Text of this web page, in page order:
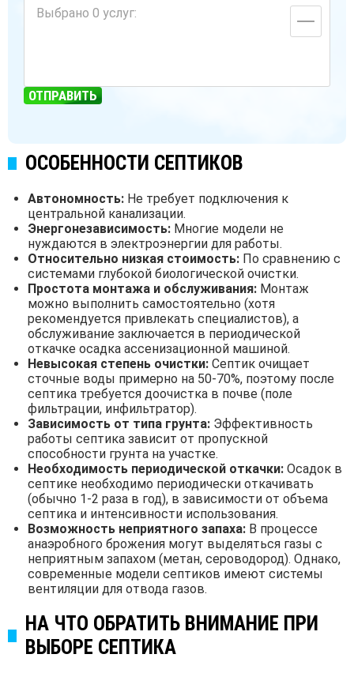
Выбрано 0 услуг:
ОТПРАВИТЬ
ОСОБЕННОСТИ СЕПТИКОВ
Автономность: Не требует подключения к
центральной канализации.
Энергонезависимость: Многие модели не
нуждаются в электроэнергии для работы.
Относительно низкая стоимость: По сравнению с
системами глубокой биологической очистки.
Простота монтажа и обслуживания: Монтаж
можно выполнить самостоятельно (хотя
рекомендуется привлекать специалистов), а
обслуживание заключается в периодической
откачке осадка ассенизационной машиной.
Невысокая степень очистки: Септик очищает
сточные воды примерно на 50-70%, поэтому после
септика требуется доочистка в почве (поле
фильтрации, инфильтратор).
Зависимость от типа грунта: Эффективность
работы септика зависит от пропускной
способности грунта на участке.
Необходимость периодической откачки: Осадок в
септике необходимо периодически откачивать
(обычно 1-2 раза в год), в зависимости от объема
септика и интенсивности использования.
Возможность неприятного запаха: В процессе
анаэробного брожения могут выделяться газы с
неприятным запахом (метан, сероводород). Однако,
современные модели септиков имеют системы
вентиляции для отвода газов.
НА ЧТО ОБРАТИТЬ ВНИМАНИЕ ПРИ
ВЫБОРЕ СЕПТИКА